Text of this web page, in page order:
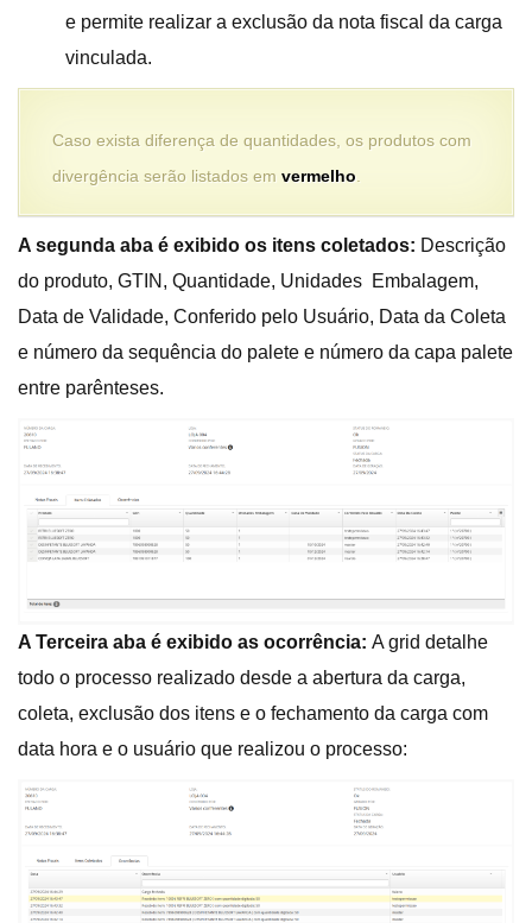
e permite realizar a exclusão da nota fiscal da carga
vinculada.
Caso exista diferença de quantidades, os produtos com
divergência serão listados em vermelho
A segunda aba é exibido os itens coletados: Descrição
do produto, GTIN, Quantidade, Unidades Embalagem,
Data de Validade, Conferido pelo Usuário, Data da Coleta
e número da sequência do palete e número da capa palete
entre parênteses.
A Terceira aba é exibido as ocorrência: A grid detalhe
todo o processo realizado desde a abertura da carga,
coleta, exclusão dos itens e o fechamento da carga com
data hora e o usuário que realizou o processo: